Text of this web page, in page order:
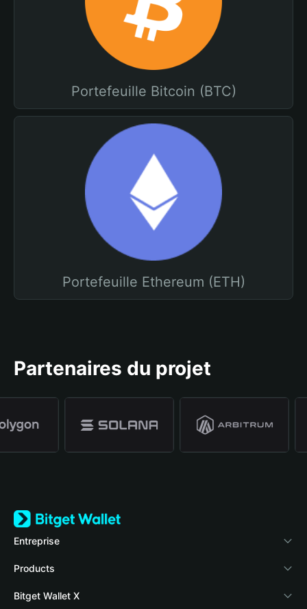
Portefeuille Bitcoin (BTC)
Portefeuille Ethereum (ETH)
Partenaires du projet
Entreprise
À propos de Bitget Wallet
Blog
Products
Crypto Card
Bitget Wallet X